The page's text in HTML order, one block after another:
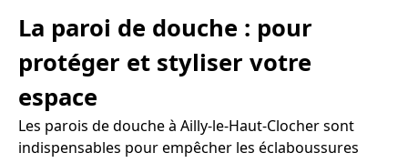
La paroi de douche : pour
protéger et styliser votre
espace
Les parois de douche à Ailly-le-Haut-Clocher sont
indispensables pour empêcher les éclaboussures